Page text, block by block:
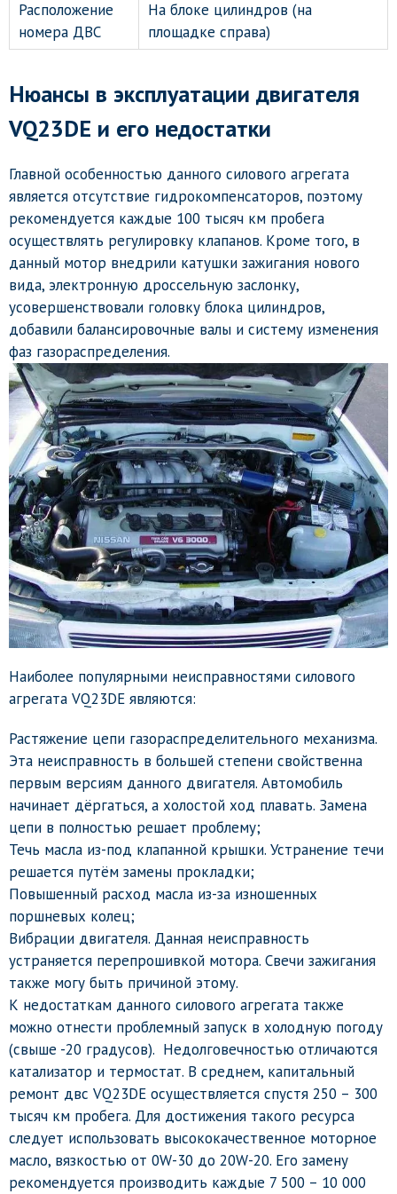
Расположение
номера ДВС
На блоке цилиндров (на
площадке справа)
Нюансы в эксплуатации двигателя
VQ23DE и его недостатки
Главной особенностью данного силового агрегата
является отсутствие гидрокомпенсаторов, поэтому
рекомендуется каждые 100 тысяч км пробега
осуществлять регулировку клапанов. Кроме того, в
данный мотор внедрили катушки зажигания нового
вида, электронную дроссельную заслонку,
усовершенствовали головку блока цилиндров,
добавили балансировочные валы и систему изменения
фаз газораспределения.
Наиболее популярными неисправностями силового
агрегата VQ23DE являются:
Растяжение цепи газораспределительного механизма.
Эта неисправность в большей степени свойственна
первым версиям данного двигателя. Автомобиль
начинает дёргаться, а холостой ход плавать. Замена
цепи в полностью решает проблему;
Течь масла из-под клапанной крышки. Устранение течи
решается путём замены прокладки;
Повышенный расход масла из-за изношенных
поршневых колец;
Вибрации двигателя. Данная неисправность
устраняется перепрошивкой мотора. Свечи зажигания
также могу быть причиной этому.
К недостаткам данного силового агрегата также
можно отнести проблемный запуск в холодную погоду
(свыше -20 градусов). Недолговечностью отличаются
катализатор и термостат. В среднем, капитальный
ремонт двс VQ23DE осуществляется спустя 250 – 300
тысяч км пробега. Для достижения такого ресурса
следует использовать высококачественное моторное
масло, вязкостью от 0W-30 до 20W-20. Его замену
рекомендуется производить каждые 7 500 – 10 000